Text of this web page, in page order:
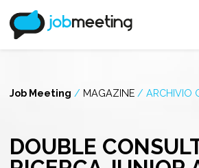
Job Meeting / MAGAZINE / ARCHIVIO
DOUBLE